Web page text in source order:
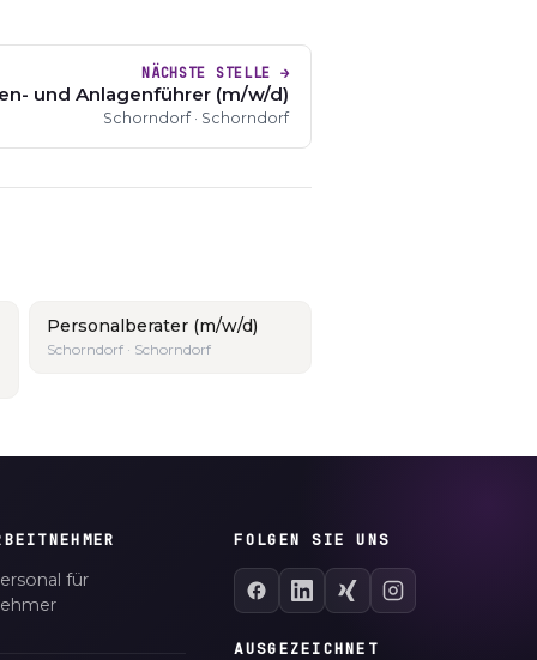
NÄCHSTE STELLE →
und Anlagenführer (m/w/d)
Schorndorf · Schorndorf
Personalberater (m/w/d)
Schorndorf · Schorndorf
für
FOLGEN SIE UNS
AUSGEZEICHNET